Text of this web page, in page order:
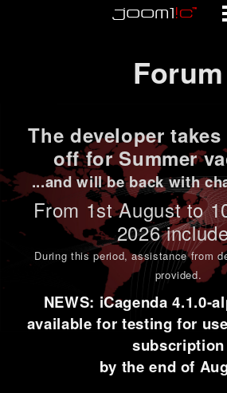
Forum
The developer
off for Summer
...and will be back with
From 1stAugust to
2026
During this period,assistance from
provided.
NEWS: iCagenda 4.1.0-
available for testing for
subscription
by the end of